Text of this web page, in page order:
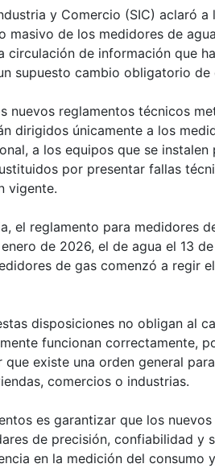
y Comercio (SIC) aclaró a
masivo de los medidores de
circulación de información que
supuesto cambio obligatorio de
nuevos reglamentos técnicos
dirigidos únicamente a los
a los equipos que se
por presentar fallas
vigente.
el reglamento para medidores
de 2026, el de agua el 13
de gas comenzó a regir
disposiciones no obligan al
funcionan correctamente,
que existe una orden general
comercios o industrias.
es garantizar que los
de precisión, confiabilidad y
en la medición del consumo